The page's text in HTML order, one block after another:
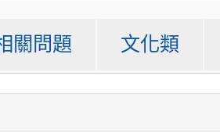
關問題 文化類